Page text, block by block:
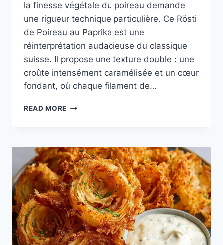
la finesse végétale du poireau demande
une rigueur technique particulière. Ce Rösti
de Poireau au Paprika est une
réinterprétation audacieuse du classique
suisse. Il propose une texture double : une
croûte intensément caramélisée et un cœur
fondant, où chaque filament de…
READ MORE RÖSTI
PAPRIKA
:
L’OR
POURPRE
DE
LA
MONTAGNE